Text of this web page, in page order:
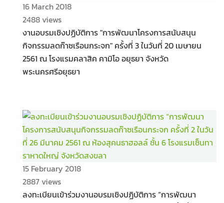
16 March 2018
2488 views
งานอบรมเชิงปฏิบัติการ "การพัฒนาโครงการสนับสนุน
กิจกรรมลดก๊าซเรือนกระจก" ครั้งที่ 3 ในวันที่ 20 เมษายน
2561 ณ โรงแรมคลาสิค คามิโอ อยุธยา จังหวัด
พระนครศรีอยุธยา
15 February 2018
2887 views
ลงทะเบียนเข้าร่วมงานอบรมเชิงปฏิบัติการ “การพัฒนา